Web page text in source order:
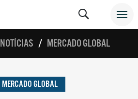
NOTÍCIAS MERCADO GLOBAL
MERCADO GLOBAL